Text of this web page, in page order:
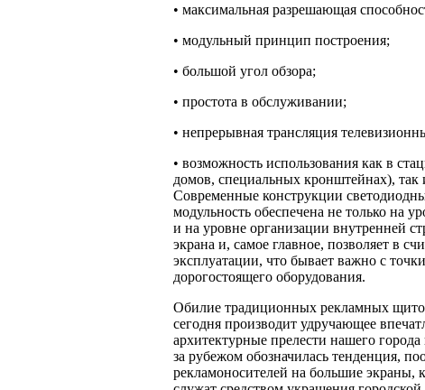
• максимальная разрешающая
• модульный принцип построения;
• большой угол обзора;
• простота в обслуживании;
• непрерывная трансляция
• возможность использования как в
домов, специальных кронштейнах),
Современные конструкции
модульность обеспечена не только на
и на уровне организации внутренней
экрана и, самое главное, позволяет в
эксплуатации, что бывает важно с
дорогостоящего оборудования.
Обилие традиционных рекламных
сегодня производит удручающее
архитектурные прелести нашего
за рубежом обозначилась тенденция,
рекламоносителей на большие экраны,